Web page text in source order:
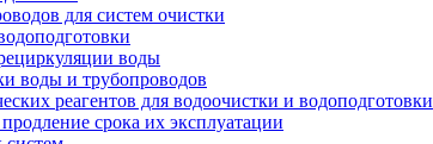
для систем очистки
воды
воды и трубопроводов
реагентов для водоочистки и водоподготовки
срока их эксплуатации